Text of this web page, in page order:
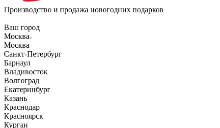
Производство и продажа новогодних подарков
Ваш город
Москва
Москва
Санкт-Петербург
Барнаул
Владивосток
Волгоград
Екатеринбург
Казань
Краснодар
Красноярск
Курган